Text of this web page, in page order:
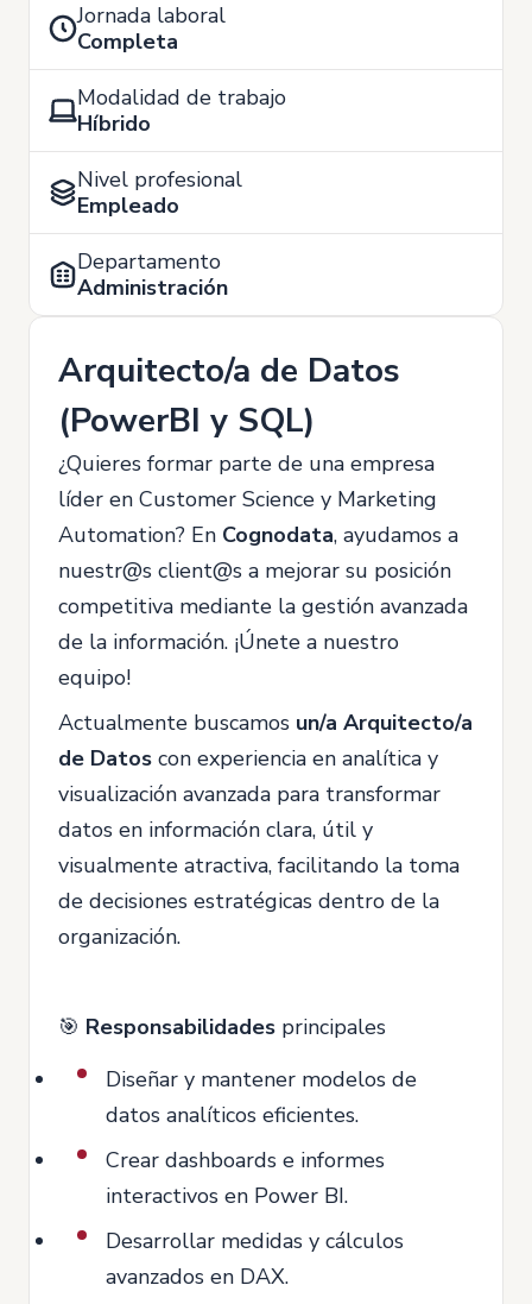
Jornada laboral
Completa
Modalidad de trabajo
Híbrido
Nivel profesional
Empleado
Departamento
Administración
Arquitecto/a de Datos
(PowerBI y SQL)
¿Quieres formar parte de una empresa
líder en Customer Science y Marketing
Automation? En Cognodata, ayudamos a
nuestr@s client@s a mejorar su posición
competitiva mediante la gestión avanzada
de la información. ¡Únete a nuestro
equipo!
Actualmente buscamos un/a Arquitecto/a
de Datos con experiencia en analítica y
visualización avanzada para transformar
datos en información clara, útil y
visualmente atractiva, facilitando la toma
de decisiones estratégicas dentro de la
organización.
🎯 Responsabilidades principales
Diseñar y mantener modelos de
datos analíticos eficientes.
Crear dashboards e informes
interactivos en Power BI.
Desarrollar medidas y cálculos
avanzados en DAX.